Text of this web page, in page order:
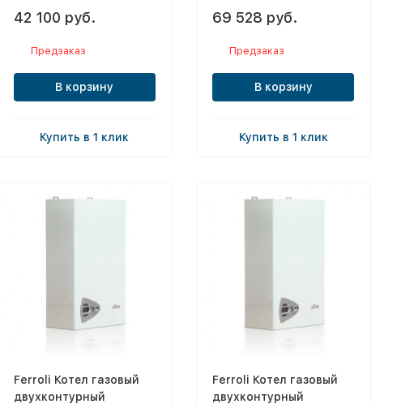
42 100 руб.
Предзаказ
В корзину
Купить в 1 клик
69 528 руб.
Предзаказ
В корзину
Купить в 1 клик
Ferroli Котел газовый
двухконтурный
Ferroli Котел газовый
двухконтурный